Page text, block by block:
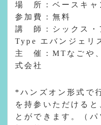
場 所：ベースキャ
参加費：無料
講 師：シックス・
Type エバンジェリ
主 催：MTなごや
式会社
*ハンズオン形式で
を持参いただける
とができます。（